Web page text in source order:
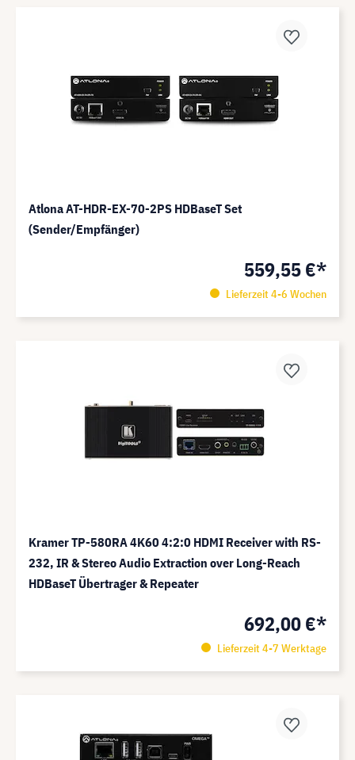
Atlona AT-HDR-EX-70-2PS HDBaseT Set
(Sender/Empfänger)
559,55 €*
Lieferzeit 4-6 Wochen
Kramer TP-580RA 4K60 4:2:0 HDMI Receiver with RS-
232, IR & Stereo Audio Extraction over Long-Reach
HDBaseT Übertrager & Repeater
692,00 €*
Lieferzeit 4-7 Werktage